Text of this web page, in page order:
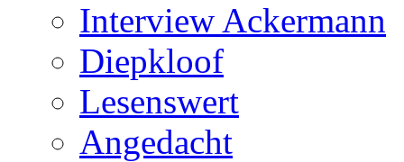
Interview Ackermann
Diepkloof
Lesenswert
Angedacht